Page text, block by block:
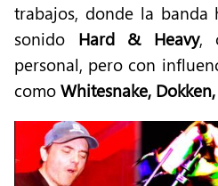
trabajos, donde la banda
sonido Hard & Heavy,
personal, pero con
como Whitesnake, Dokken,